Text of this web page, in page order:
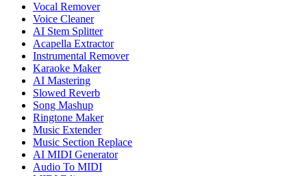
Vocal Remover
Voice Cleaner
AI Stem Splitter
Acapella Extractor
Instrumental Remover
Karaoke Maker
AI Mastering
Slowed Reverb
Song Mashup
Ringtone Maker
Music Extender
Music Section Replace
AI MIDI Generator
Audio To MIDI